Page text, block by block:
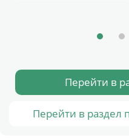
Перейти в
Перейти в раздел